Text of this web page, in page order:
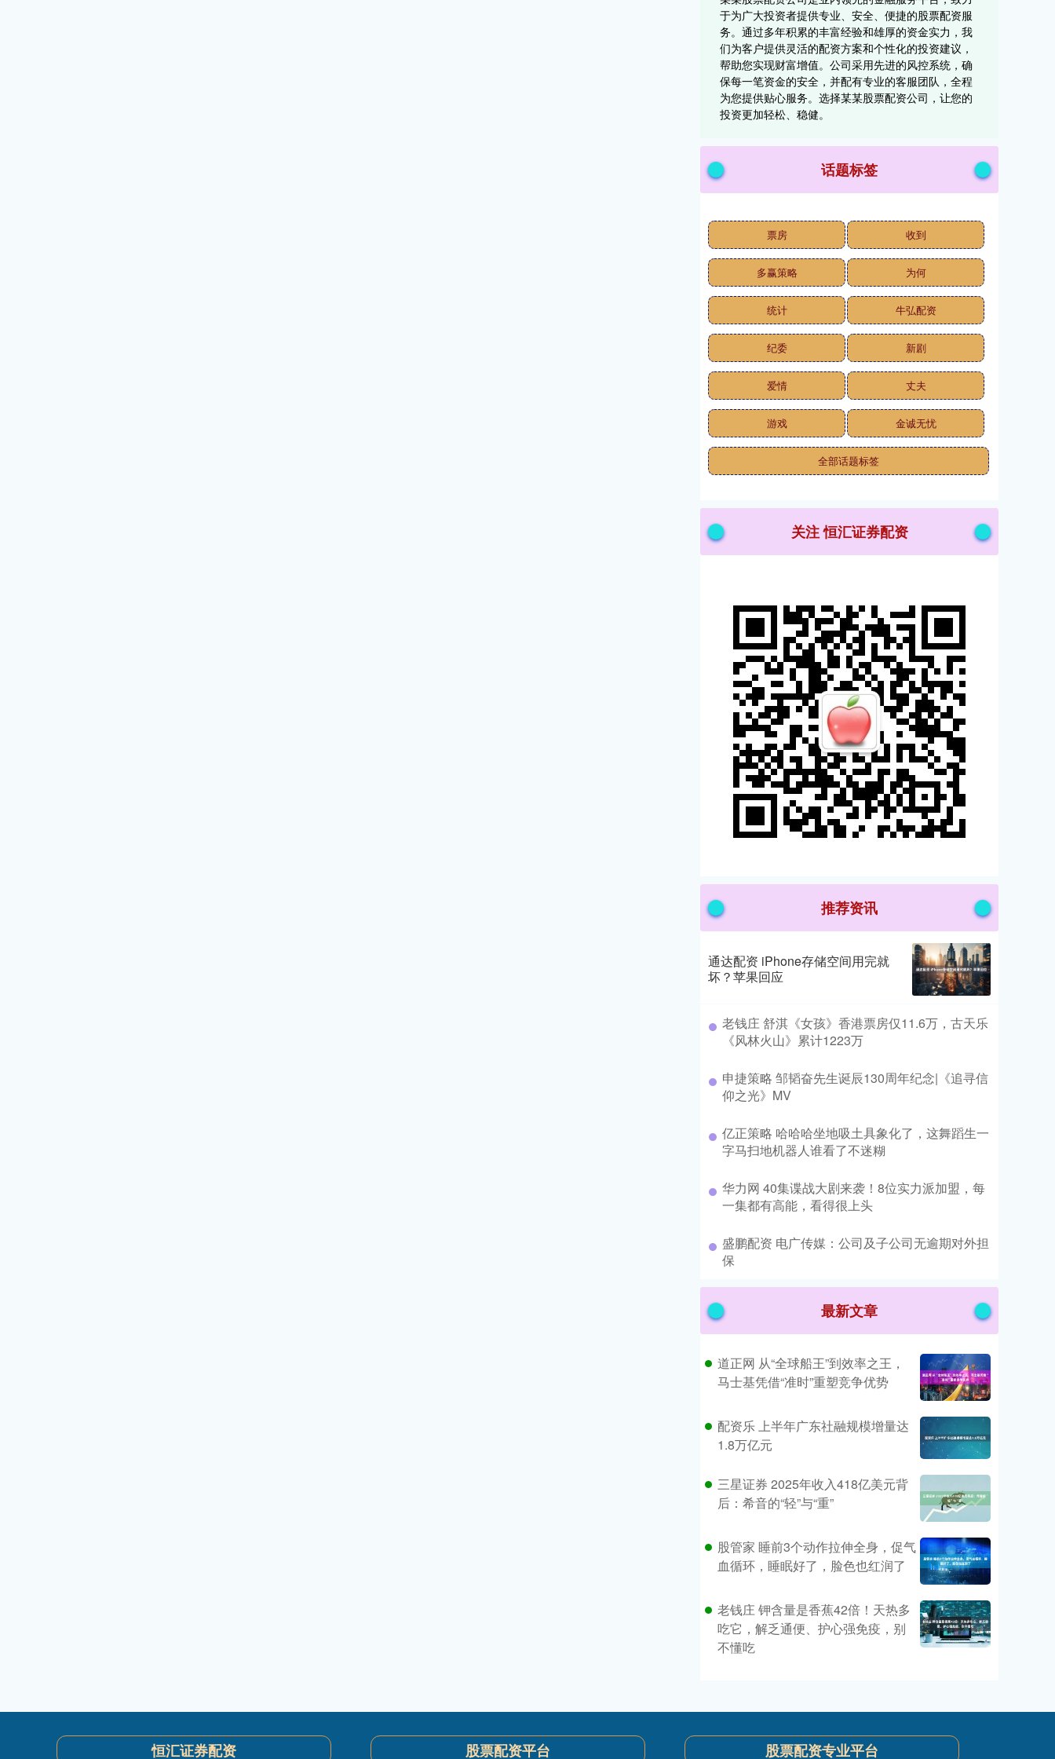
于为广大投资者提供专业、安全、便捷的股票配资服
务。通过多年积累的丰富经验和雄厚的资金实力，我
们为客户提供灵活的配资方案和个性化的投资建议，
帮助您实现财富增值。公司采用先进的风控系统，确
保每一笔资金的安全，并配有专业的客服团队，全程
为您提供贴心服务。选择某某股票配资公司，让您的
投资更加轻松、稳健。
话题标签
票房 收到
多赢策略 为何
统计 牛弘配资
纪委 新剧
爱情 丈夫
游戏 金诚无忧
全部话题标签
关注 恒汇证券配资
推荐资讯
通达配资 iPhone存储空间用完就
坏？苹果回应
​老钱庄 舒淇《女孩》香港票房仅11.6万，古天乐
《风林火山》累计1223万
​申捷策略 邹韬奋先生诞辰130周年纪念|《追寻信
仰之光》MV
​亿正策略 哈哈哈坐地吸土具象化了，这舞蹈生一
字马扫地机器人谁看了不迷糊
​华力网 40集谍战大剧来袭！8位实力派加盟，每
一集都有高能，看得很上头
​盛鹏配资 电广传媒：公司及子公司无逾期对外担
保
最新文章
道正网 从“全球船王”到效率之王，
马士基凭借“准时”重塑竞争优势
配资乐 上半年广东社融规模增量达
1.8万亿元
三星证券 2025年收入418亿美元背
后：希音的“轻”与“重”
股管家 睡前3个动作拉伸全身，促气
血循环，睡眠好了，脸色也红润了
老钱庄 钾含量是香蕉42倍！天热多
吃它，解乏通便、护心强免疫，别
不懂吃
恒汇证券配资 股票配资平台 股票配资专业平台